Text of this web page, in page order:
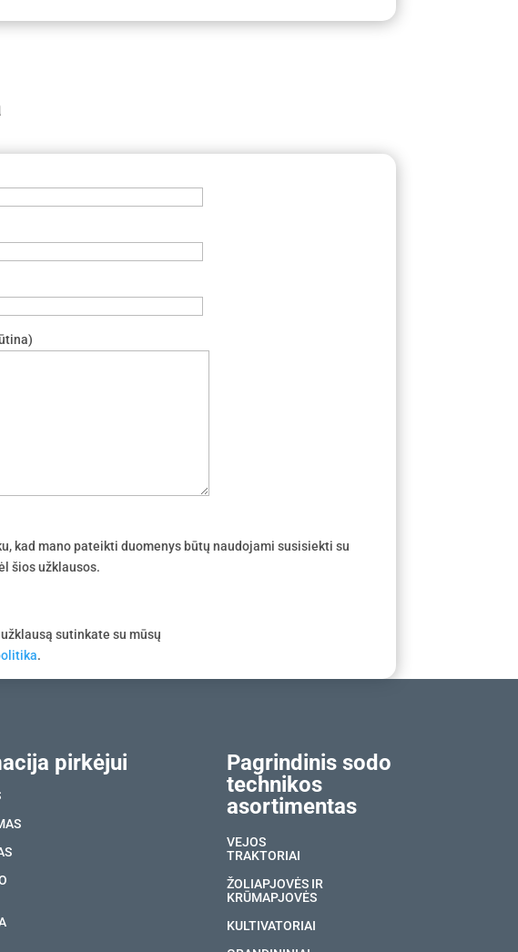
kad mano pateikti duomenys būtų naudojami susisiekti su
šios užklausos.
sutinkate su mūsų
.
pirkėjui
Pagrindinis sodo
technikos
asortimentas
VEJOS
TRAKTORIAI
ŽOLIAPJOVĖS IR
KRŪMAPJOVĖS
KULTIVATORIAI